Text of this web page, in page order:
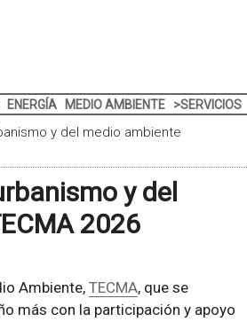
ENERGÍA MEDIO AMBIENTE >SERVICIOS
y del medio ambiente
y del
2026
Ambiente, TECMA, que se
más con la participación y apoyo